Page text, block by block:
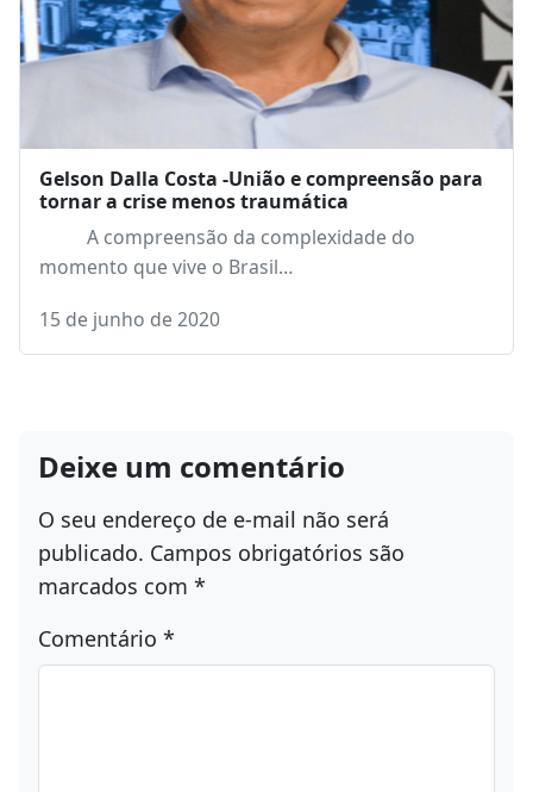
Gelson Dalla Costa -União e compreensão para
tornar a crise menos traumática
A compreensão da complexidade do
momento que vive o Brasil…
15 de junho de 2020
Deixe um comentário
O seu endereço de e-mail não será
publicado. Campos obrigatórios são
marcados com *
Comentário *